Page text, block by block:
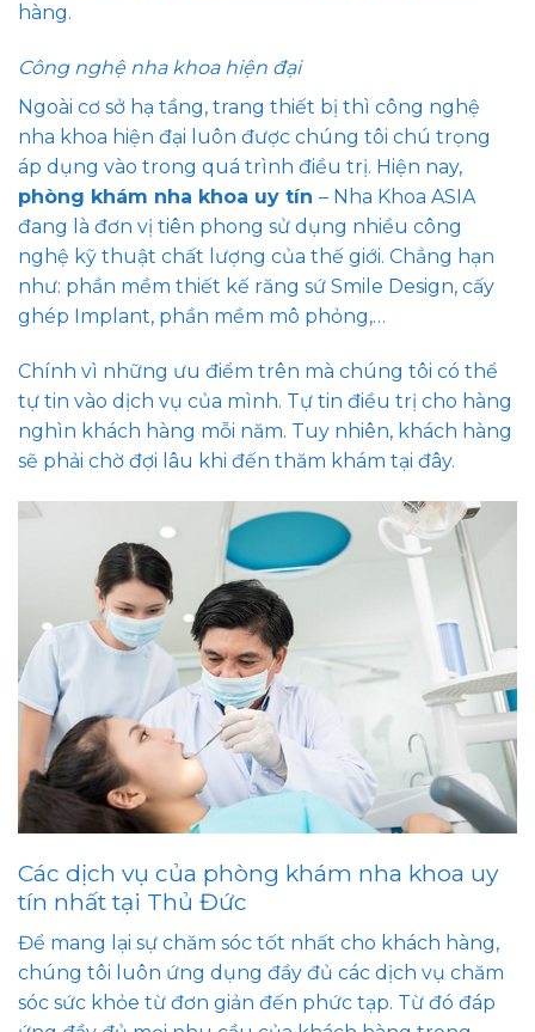
hàng.
Công nghệ nha khoa hiện đại
Ngoài cơ sở hạ tầng, trang thiết bị thì công nghệ
nha khoa hiện đại luôn được chúng tôi chú trọng
áp dụng vào trong quá trình điều trị. Hiện nay,
phòng khám nha khoa uy tín – Nha Khoa ASIA
đang là đơn vị tiên phong sử dụng nhiều công
nghệ kỹ thuật chất lượng của thế giới. Chẳng hạn
như: phần mềm thiết kế răng sứ Smile Design, cấy
ghép Implant, phần mềm mô phỏng,…
Chính vì những ưu điểm trên mà chúng tôi có thể
tự tin vào dịch vụ của mình. Tự tin điều trị cho hàng
nghìn khách hàng mỗi năm. Tuy nhiên, khách hàng
sẽ phải chờ đợi lâu khi đến thăm khám tại đây.
Các dịch vụ của phòng khám nha khoa uy
tín nhất tại Thủ Đức
Để mang lại sự chăm sóc tốt nhất cho khách hàng,
chúng tôi luôn ứng dụng đầy đủ các dịch vụ chăm
sóc sức khỏe từ đơn giản đến phức tạp. Từ đó đáp